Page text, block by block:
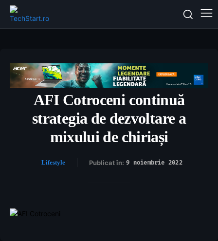
AFI Cotroceni continuă
strategia de dezvoltare a
mixului de chiriași
Lifestyle Publicat în: 9 noiembrie 2022